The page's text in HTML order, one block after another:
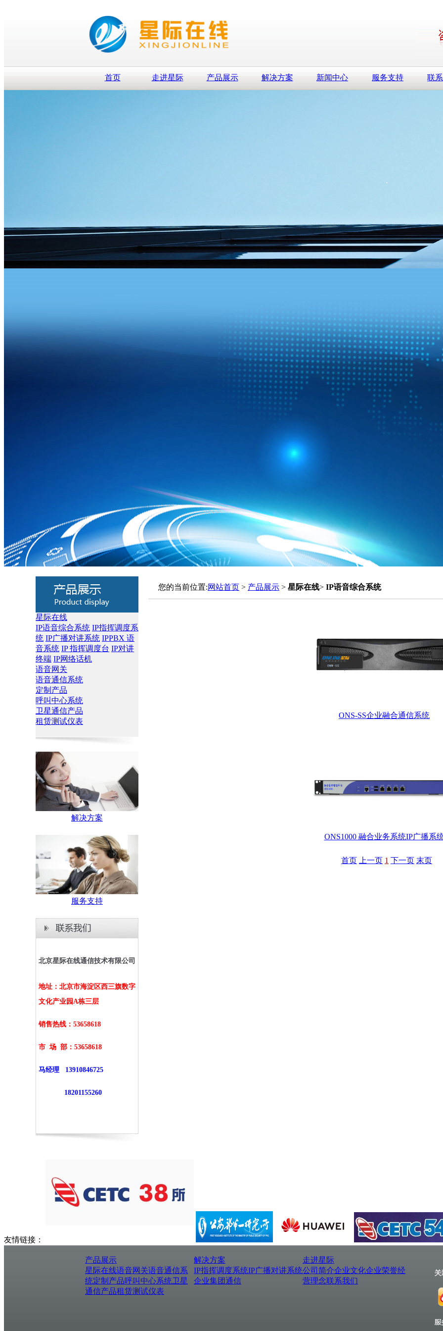
首页 走进星际 产品展示 解决方案 新闻中心 服务支持 联
星际在线
IP语音综合系统 IP指挥调度系
统 IP广播对讲系统 IPPBX 语
音系统 IP 指挥调度台 IP对讲
终端 IP网络话机
语音网关
语音通信系统
定制产品
呼叫中心系统
卫星通信产品
租赁测试仪表
解决方案
服务支持
北京星际在线通信技术有限公司
地址：北京市海淀区西三旗数字
文化产业园A栋三层
销售热线：53658618
市 场 部： 53658618
马经理 13910846725
18201155260
您的当前位置:网站首页 > 产品展示 > 星际在线> IP语音综合系统
ONS-SS企业融合通信系统
ONS1000 融合业务系统IP广播系
首页 上一页 1 下一页 末页
友情链接：
产品展示
星际在线语音网关语音通信系
统定制产品呼叫中心系统卫星
通信产品租赁测试仪表
解决方案
IP指挥调度系统IP广播对讲系统
企业集团通信
走进星际
公司简介企业文化企业荣誉经
营理念联系我们